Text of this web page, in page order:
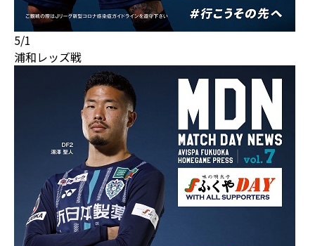
5/1
浦和レッズ戦